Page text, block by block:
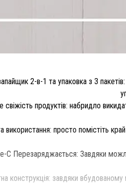
2-в-1 та упаковка з 3
свіжість продуктів: набридло
використання: просто помістіть
C Перезаряджається: Завдяки
конструкція: завдяки